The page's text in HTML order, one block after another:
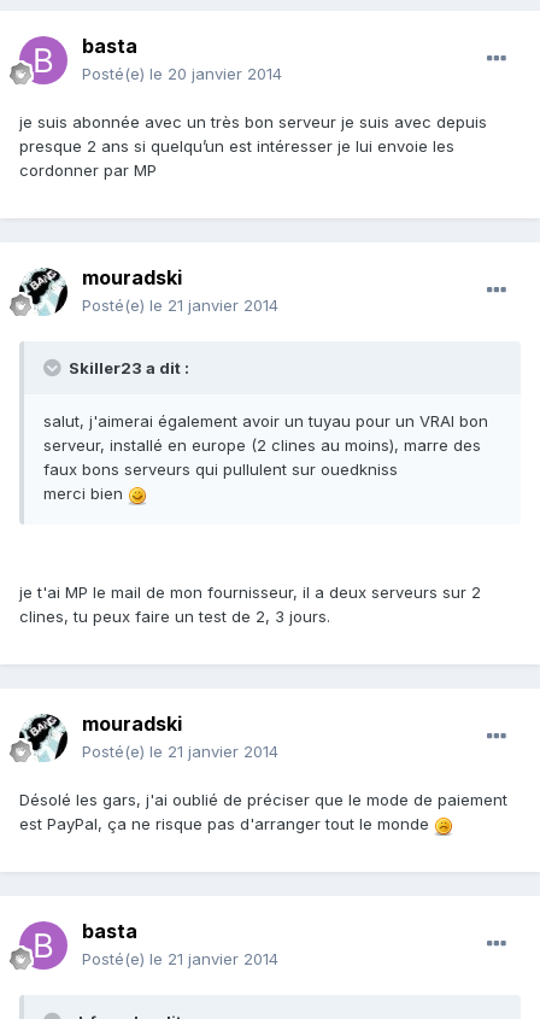
basta
Posté(e) le 20 janvier 2014
je suis abonnée avec un très bon serveur je suis avec depuis
presque 2 ans si quelqu’un est intéresser je lui envoie les
cordonner par MP
mouradski
Posté(e) le 21 janvier 2014
Skiller23 a dit :
salut, j'aimerai également avoir un tuyau pour un VRAI bon
serveur, installé en europe (2 clines au moins), marre des
faux bons serveurs qui pullulent sur ouedkniss
merci bien
je t'ai MP le mail de mon fournisseur, il a deux serveurs sur 2
clines, tu peux faire un test de 2, 3 jours.
mouradski
Posté(e) le 21 janvier 2014
Désolé les gars, j'ai oublié de préciser que le mode de paiement
est PayPal, ça ne risque pas d'arranger tout le monde
basta
Posté(e) le 21 janvier 2014